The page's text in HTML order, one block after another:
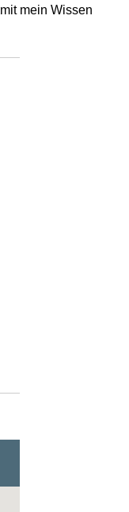
mein Wissen